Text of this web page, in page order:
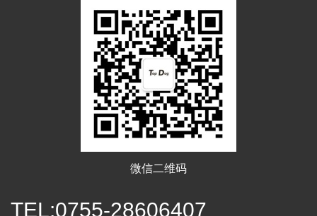
微信二维码
TEL:0755-28606407